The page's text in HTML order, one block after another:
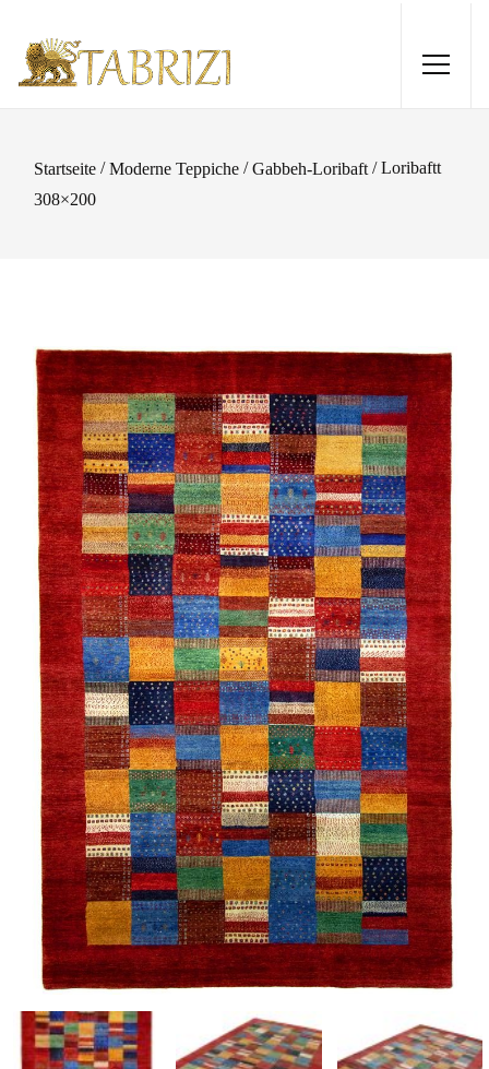
Startseite /Moderne Teppiche /Gabbeh-Loribaft / Loribaftt
308×200
Loom Lori 299x203
1.110,00€ + HINZUFÜGEN